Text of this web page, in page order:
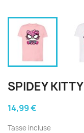
SPIDEY KITTY
14,99 €
Tasse incluse